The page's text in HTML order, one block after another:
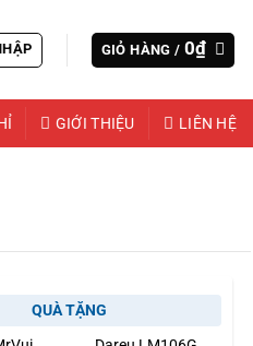
GIỎ HÀNG / 0₫
GIỚI THIỆU LIÊN HỆ
QUÀ TẶNG